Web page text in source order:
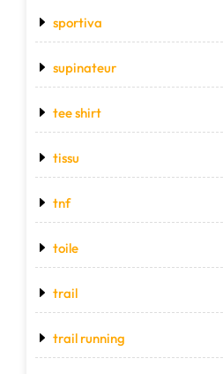
sportiva
supinateur
tee shirt
tissu
tnf
toile
trail
trail running